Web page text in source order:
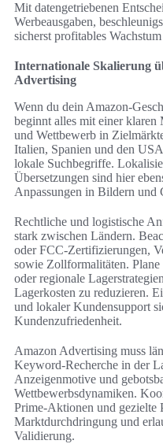
Mit datengetriebenen
Werbeausgaben,
sicherst profitables
Internationale Skalierung
Advertising
Wenn du dein Amazon-
beginnt alles mit einer
und Wettbewerb in
Italien, Spanien und den
lokale Suchbegriffe.
Übersetzungen sind hier
Anpassungen in Bildern und
Rechtliche und logistische
stark zwischen Ländern.
oder FCC-Zertifizierungen,
sowie Zollformalitäten.
oder regionale
Lagerkosten zu reduzieren.
und lokaler Kundensupport
Kundenzufriedenheit.
Amazon Advertising muss
Keyword-Recherche in der
Anzeigenmotive und
Wettbewerbsdynamiken.
Prime‑Aktionen und gezielte
Marktdurchdringung und
Validierung.